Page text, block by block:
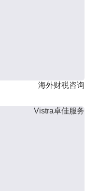
海外财税咨询
Vistra卓佳服务